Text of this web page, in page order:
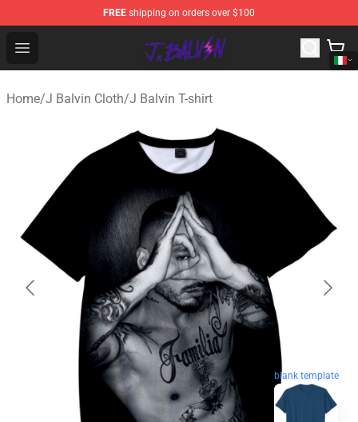
FREE shipping on orders over $100
Open menu
J Balvin Store - Official J Balvin Merchandise Shop
Home/J Balvin Cloth/J Balvin T-shirt
blank template